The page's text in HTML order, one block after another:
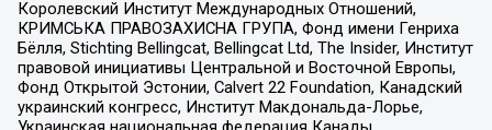
Королевский Институт Международных Отношений,
КРИМСЬКА ПРАВОЗАХИСНА ГРУПА, Фонд имени Генриха
Бёлля, Stichting Bellingcat, Bellingcat Ltd, The Insider, Институт
правовой инициативы Центральной и Восточной Европы,
Фонд Открытой Эстонии, Calvert 22 Foundation, Канадский
украинский конгресс, Институт Макдональда-Лорье,